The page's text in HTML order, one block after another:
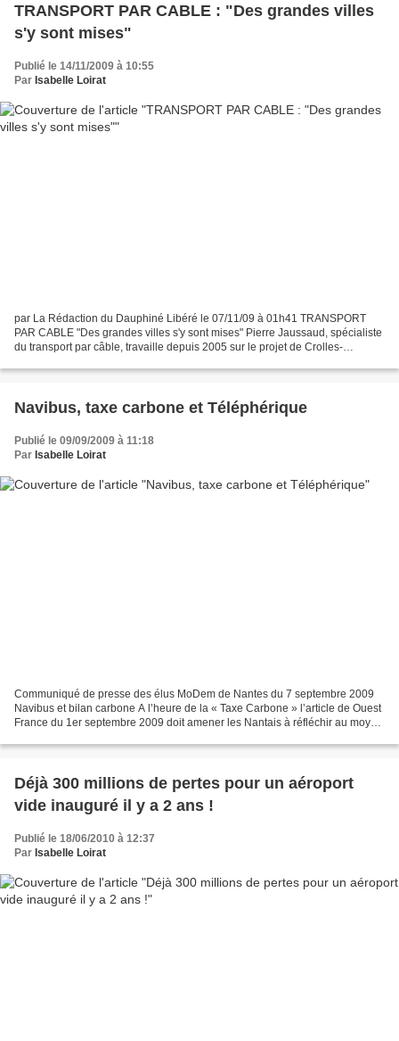
TRANSPORT PAR CABLE : "Des grandes villes
s'y sont mises"
Publié le 14/11/2009 à 10:55
Par Isabelle Loirat
par La Rédaction du Dauphiné Libéré le 07/11/09 à 01h41 TRANSPORT
PAR CABLE "Des grandes villes s'y sont mises" Pierre Jaussaud, spécialiste
du transport par câble, travaille depuis 2005 sur le projet de Crolles-
Navibus, taxe carbone et Téléphérique
Publié le 09/09/2009 à 11:18
Par Isabelle Loirat
Communiqué de presse des élus MoDem de Nantes du 7 septembre 2009
Navibus et bilan carbone A l’heure de la « Taxe Carbone » l’article de Ouest
France du 1er septembre 2009 doit amener les Nantais à réfléchir au moyen
Déjà 300 millions de pertes pour un aéroport
vide inauguré il y a 2 ans !
Publié le 18/06/2010 à 12:37
Par Isabelle Loirat